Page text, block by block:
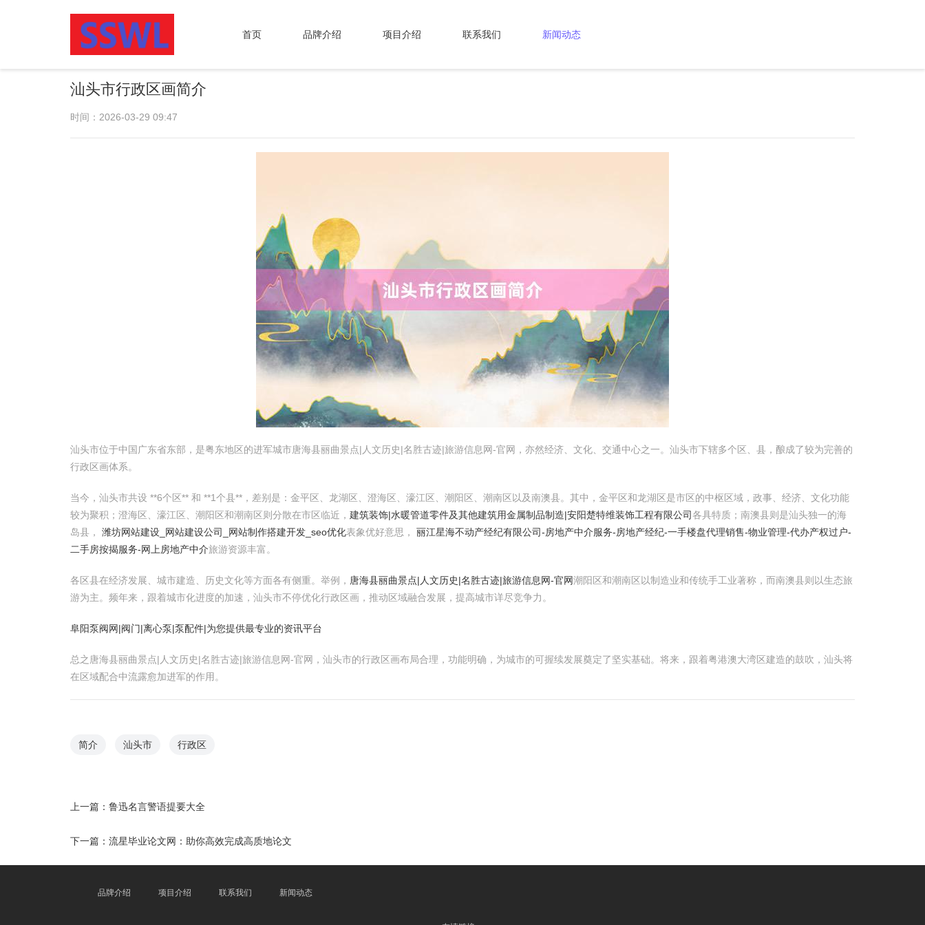
首页 品牌介绍 项目介绍 联系我们 新闻动态
汕头市行政区画简介
时间：2026-03-29 09:47
汕头市位于中国广东省东部，是粤东地区的进军城市唐海县丽曲景点|人文历史|名胜古迹|旅游信息网-官网，亦然经济、文化、交通中心之一。汕头市下辖多个区、县，酿成了较为完善的
行政区画体系。
当今，汕头市共设 **6个区** 和 **1个县**，差别是：金平区、龙湖区、澄海区、濠江区、潮阳区、潮南区以及南澳县。其中，金平区和龙湖区是市区的中枢区域，政事、经济、文化功能
较为聚积；澄海区、濠江区、潮阳区和潮南区则分散在市区临近， 建筑装饰|水暖管道零件及其他建筑用金属制品制造|安阳楚特维装饰工程有限公司 各具特质；南澳县则是汕头独一的海
岛县， 潍坊网站建设_网站建设公司_网站制作搭建开发_seo优化表象优好意思， 丽江星海不动产经纪有限公司-房地产中介服务-房地产经纪-一手楼盘代理销售-物业管理-代办产权过户-
二手房按揭服务-网上房地产中介旅游资源丰富。
各区县在经济发展、城市建造、历史文化等方面各有侧重。举例， 唐海县丽曲景点|人文历史|名胜古迹|旅游信息网-官网潮阳区和潮南区以制造业和传统手工业著称，而南澳县则以生态旅
游为主。频年来，跟着城市化进度的加速，汕头市不停优化行政区画，推动区域融合发展，提高城市详尽竞争力。
阜阳泵阀网|阀门|离心泵|泵配件|为您提供最专业的资讯平台
总之唐海县丽曲景点|人文历史|名胜古迹|旅游信息网-官网，汕头市的行政区画布局合理，功能明确，为城市的可握续发展奠定了坚实基础。将来，跟着粤港澳大湾区建造的鼓吹，汕头将
在区域配合中流露愈加进军的作用。
简介 汕头市 行政区
上一篇： 鲁迅名言警语提要大全
下一篇： 流星毕业论文网：助你高效完成高质地论文
品牌介绍 项目介绍 联系我们 新闻动态